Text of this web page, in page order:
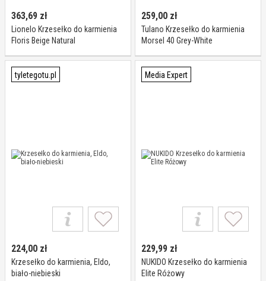
363,69 zł
Lionelo Krzesełko do karmienia
Floris Beige Natural
259,00 zł
Tulano Krzesełko do karmienia
Morsel 40 Grey-White
tyletegotu.pl
224,00 zł
Krzesełko do karmienia, Eldo,
biało-niebieski
Media Expert
229,99 zł
NUKIDO Krzesełko do karmienia
Elite Różowy